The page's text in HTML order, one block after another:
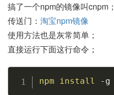
搞了一个npm的镜像叫cnpm；
传送门： 淘宝npm镜像
使用方法也是灰常简单；
直接运行下面这行命令；
npm install -g